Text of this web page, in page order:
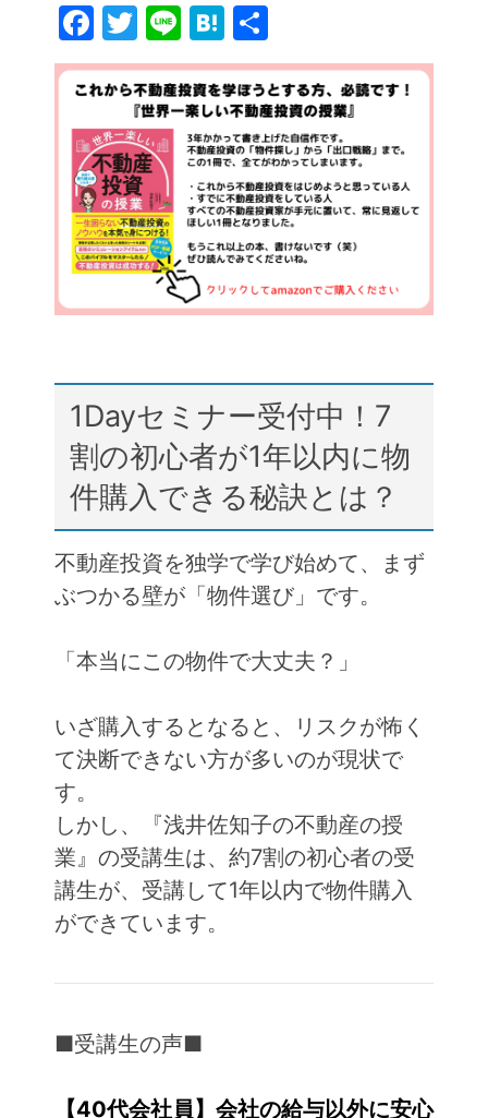
F
a
c
e
b
o
o
k
T
w
itt
er
Li
n
e
H
at
e
n
a
有
1Dayセミナー受付中！7
割の初心者が1年以内に物
件購入できる秘訣とは？
不動産投資を独学で学び始めて、まず
ぶつかる壁が「物件選び」です。
「本当にこの物件で大丈夫？」
いざ購入するとなると、リスクが怖く
て決断できない方が多いのが現状で
す。
しかし、『浅井佐知子の不動産の授
業』の受講生は、約7割の初心者の受
講生が、受講して1年以内で物件購入
ができています。
■受講生の声■
【40代会社員】会社の給与以外に安心